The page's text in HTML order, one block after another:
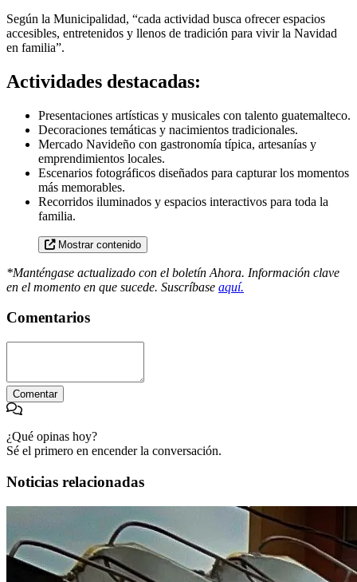
Según la Municipalidad, “cada actividad busca ofrecer espacios
accesibles, entretenidos y llenos de tradición para vivir la Navidad
en familia”.
Actividades destacadas:
Presentaciones artísticas y musicales con talento guatemalteco.
Decoraciones temáticas y nacimientos tradicionales.
Mercado Navideño con gastronomía típica, artesanías y
emprendimientos locales.
Escenarios fotográficos diseñados para capturar los momentos
más memorables.
Recorridos iluminados y espacios interactivos para toda la
familia.
Mostrar contenido
*Manténgase actualizado con el boletín Ahora. Información clave
en el momento en que sucede. Suscríbase aquí.
Comentarios
Comentar
¿Qué opinas hoy?
Sé el primero en encender la conversación.
Noticias relacionadas